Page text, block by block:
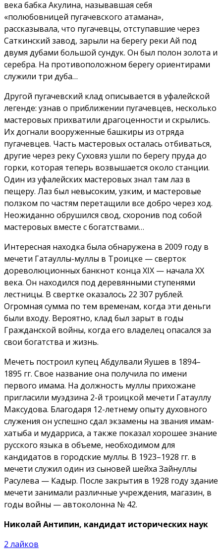
века бабка Акулина, называвшая себя
«полюбовницей пугачевского атамана»,
рассказывала, что пугачевцы, отступавшие через
Саткинский завод, зарыли на берегу реки Ай под
двумя дубами большой сундук. Он был полон золота и
серебра. На противоположном берегу ориентирами
служили три дуба…
Другой пугачевский клад описывается в уфалейской
легенде: узнав о приближении пугачевцев, несколько
мастеровых прихватили драгоценности и скрылись.
Их догнали вооруженные башкиры из отряда
пугачевцев. Часть мастеровых осталась отбиваться,
другие через реку Суховяз ушли по берегу пруда до
горки, которая теперь возвышается около станции.
Один из уфалейских мастеровых знал там лаз в
пещеру. Лаз был невысоким, узким, и мастеровые
ползком по частям перетащили все добро через ход.
Неожиданно обрушился свод, схоронив под собой
мастеровых вместе с богатствами…
Интересная находка была обнаружена в 2009 году в
мечети Гатауллы-муллы в Троицке — сверток
дореволюционных банкнот конца XIX — начала XX
века. Он находился под деревянными ступенями
лестницы. В свертке оказалось 22 307 рублей.
Огромная сумма по тем временам, когда эти деньги
были входу. Вероятно, клад был зарыт в годы
Гражданской войны, когда его владелец опасался за
свои богатства и жизнь.
Мечеть построил купец Абдулвали Яушев в 1894–
1895 гг. Свое название она получила по имени
первого имама. На должность муллы прихожане
пригласили муэдзина 2-й троицкой мечети Гатауллу
Максудова. Благодаря 12-летнему опыту духовного
служения он успешно сдал экзамены на звания имам-
хатыба и мударриса, а также показал хорошее знание
русского языка в объеме, необходимом для
кандидатов в городские муллы. В 1923–1928 гг. в
мечети служил один из сыновей шейха Зайнуллы
Расулева — Кадыр. После закрытия в 1928 году здание
мечети занимали различные учреждения, магазин, в
годы войны — автоколонна № 42.
Николай Антипин, кандидат исторических наук
2 лайков